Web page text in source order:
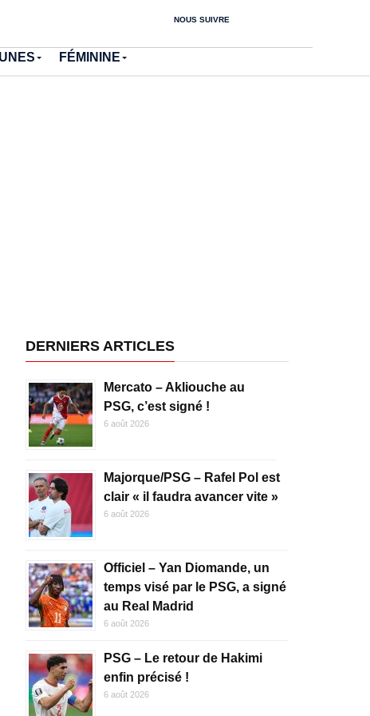
NOUS SUIVRE
FÉMININE
DERNIERS ARTICLES
Mercato – Akliouche au
PSG, c’est signé !
6 août 2026
Majorque/PSG – Rafel Pol est
clair « il faudra avancer vite »
6 août 2026
Officiel – Yan Diomande, un
temps visé par le PSG, a signé
au Real Madrid
6 août 2026
PSG – Le retour de Hakimi
enfin précisé !
6 août 2026